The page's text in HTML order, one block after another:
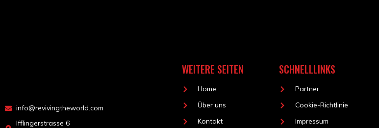
info@revivingtheworld.com
Ifflingerstrasse 6
WEITERE SEITEN
Home
Über uns
Kontakt
SCHNELLLINKS
Partner
Cookie-Richtlinie
Impressum